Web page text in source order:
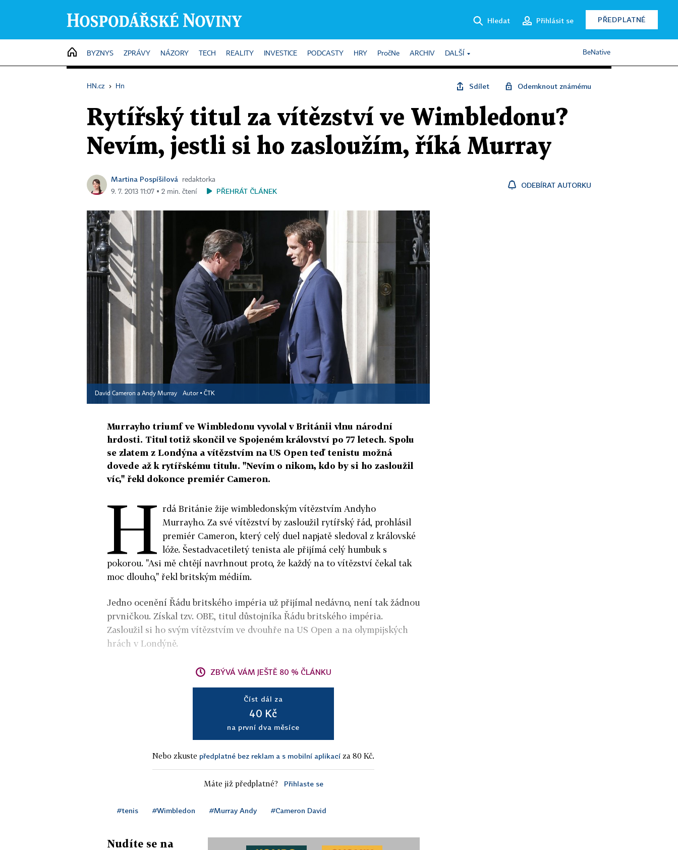
Hledat Přihlásit se PŘEDPLATNÉ
HOME
BYZNYS ZPRÁVY NÁZORY TECH REALITY INVESTICE PODCASTY HRY PročNe ARCHIV DALŠÍ BeNative
HN.cz › Hn Sdílet Odemknout známému
Rytířský titul za vítězství ve Wimbledonu?
Nevím, jestli si ho zasloužím, říká Murray
Martina Pospíšilová
redaktorka
9. 7. 2013 11:07 ▪ 2 min. čtení
PŘEHRÁT ČLÁNEK
ODEBÍRAT AUTORKU
David Cameron a Andy Murray Autor ▪ ČTK
Murrayho triumf ve Wimbledonu vyvolal v Británii vlnu národní
hrdosti. Titul totiž skončil ve Spojeném království po 77 letech. Spolu
se zlatem z Londýna a vítězstvím na US Open teď tenistu možná
dovede až k rytířskému titulu. "Nevím o nikom, kdo by si ho zasloužil
víc," řekl dokonce premiér Cameron.
H rdá Británie žije wimbledonským vítězstvím Andyho
Murrayho. Za své vítězství by zasloužil rytířský řád, prohlásil
premiér Cameron, který celý duel napjatě sledoval z královské
lóže. Šestadvacetiletý tenista ale přijímá celý humbuk s
pokorou. "Asi mě chtějí navrhnout proto, že každý na to vítězství čekal tak
moc dlouho," řekl britským médiím.
Jedno ocenění Řádu britského impéria už přijímal nedávno, není tak žádnou
prvničkou. Získal tzv. OBE, titul důstojníka Řádu britského impéria.
Zasloužil si ho svým vítězstvím ve dvouhře na US Open a na olympijských
hrách v Londýně.
ZBÝVÁ VÁM JEŠTĚ 80 % ČLÁNKU
Číst dál za
40 Kč
na první dva měsíce
Nebo zkuste předplatné bez reklam a s mobilní aplikací za 80 Kč.
Máte již předplatné? Přihlaste se
#tenis #Wimbledon #Murray Andy #Cameron David
Nudíte se na